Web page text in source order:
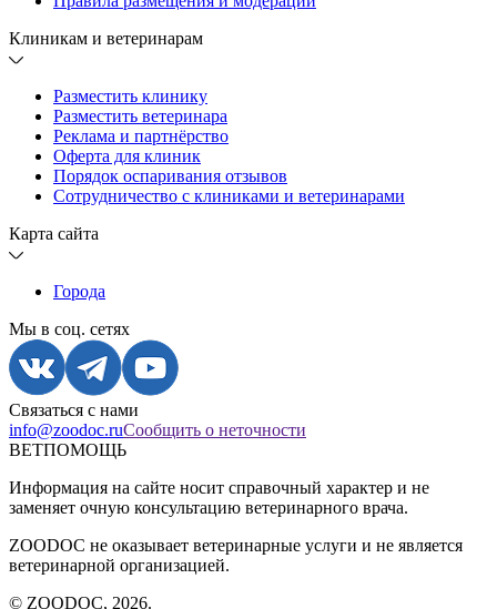
Клиникам и ветеринарам
Разместить клинику
Разместить ветеринара
Реклама и партнёрство
Оферта для клиник
Порядок оспаривания отзывов
Сотрудничество с клиниками и ветеринарами
Карта сайта
Города
Мы в соц. сетях
Связаться с нами
info@zoodoc.ruСообщить о неточности
ВЕТПОМОЩЬ
Информация на сайте носит справочный характер и не
заменяет очную консультацию ветеринарного врача.
ZOODOC не оказывает ветеринарные услуги и не является
ветеринарной организацией.
© ZOODOC, 2026.